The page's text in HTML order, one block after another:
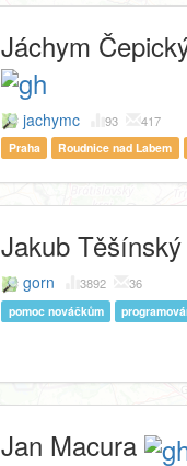
Jáchym
jachymc 93 417
Praha Roudnice nad Labem
Jakub Těšínský
gorn 3892 36
pomoc nováčkům
Jan Macura